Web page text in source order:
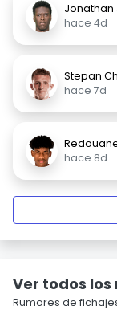
Jonathan
hace 4d
Stepan
hace 7d
hace 8d
Ver todos
Rumores de